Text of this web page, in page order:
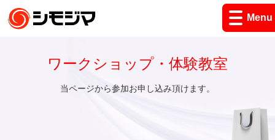
Menu
ワークショップ・体験教室
当ページから参加お申し込み頂けます。